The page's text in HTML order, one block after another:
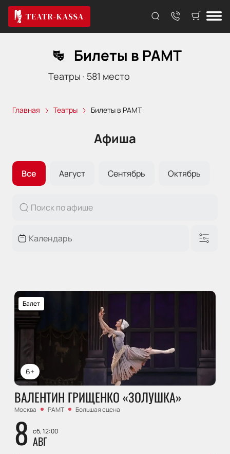
Билеты в РАМТ
Театры · 581 место
Главная Театры Билеты в РАМТ
Афиша
Все Август Сентябрь Октябрь
6+
Балет
ВАЛЕНТИН ГРИЩЕНКО «ЗОЛУШКА»
Москва РАМТ Большая сцена
8 сб, 12:00
АВГ